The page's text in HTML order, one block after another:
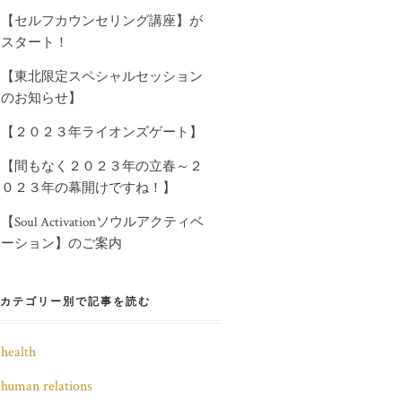
【セルフカウンセリング講座】が
スタート！
【東北限定スペシャルセッション
のお知らせ】
【２０２３年ライオンズゲート】
【間もなく２０２３年の立春～２
０２３年の幕開けですね！】
【Soul Activationソウルアクティベ
ーション】のご案内
カテゴリー別で記事を読む
health
human relations